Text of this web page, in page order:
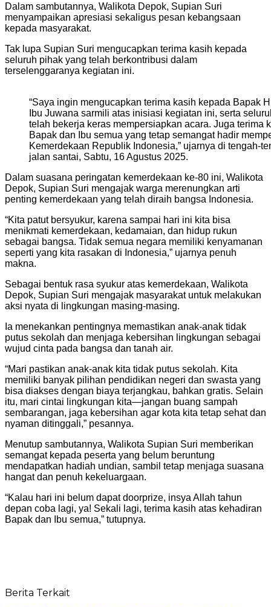
Dalam sambutannya, Walikota Depok, Supian Suri
menyampaikan apresiasi sekaligus pesan kebangsaan
kepada masyarakat.
Tak lupa Supian Suri mengucapkan terima kasih kepada
seluruh pihak yang telah berkontribusi dalam
terselenggaranya kegiatan ini.
“Saya ingin mengucapkan terima kasih kepada Bapak
Ibu Juwana sarmili atas inisiasi kegiatan ini, serta
telah bekerja keras mempersiapkan acara. Juga terima
Bapak dan Ibu semua yang tetap semangat hadir
Kemerdekaan Republik Indonesia,” ujarnya di tengah-
jalan santai, Sabtu, 16 Agustus 2025.
Dalam suasana peringatan kemerdekaan ke-80 ini, Walikota
Depok, Supian Suri mengajak warga merenungkan arti
penting kemerdekaan yang telah diraih bangsa Indonesia.
“Kita patut bersyukur, karena sampai hari ini kita bisa
menikmati kemerdekaan, kedamaian, dan hidup rukun
sebagai bangsa. Tidak semua negara memiliki kenyamanan
seperti yang kita rasakan di Indonesia,” ujarnya penuh
makna.
Sebagai bentuk rasa syukur atas kemerdekaan, Walikota
Depok, Supian Suri mengajak masyarakat untuk melakukan
aksi nyata di lingkungan masing-masing.
Ia menekankan pentingnya memastikan anak-anak tidak
putus sekolah dan menjaga kebersihan lingkungan sebagai
wujud cinta pada bangsa dan tanah air.
“Mari pastikan anak-anak kita tidak putus sekolah. Kita
memiliki banyak pilihan pendidikan negeri dan swasta yang
bisa diakses dengan biaya terjangkau, bahkan gratis. Selain
itu, mari cintai lingkungan kita—jangan buang sampah
sembarangan, jaga kebersihan agar kota kita tetap sehat dan
nyaman ditinggali,” pesannya.
Menutup sambutannya, Walikota Supian Suri memberikan
semangat kepada peserta yang belum beruntung
mendapatkan hadiah undian, sambil tetap menjaga suasana
hangat dan penuh kekeluargaan.
“Kalau hari ini belum dapat doorprize, insya Allah tahun
depan coba lagi, ya! Sekali lagi, terima kasih atas kehadiran
Bapak dan Ibu semua,” tutupnya.
Berita Terkait